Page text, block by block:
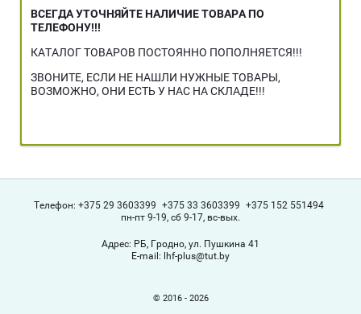
ВСЕГДА УТОЧНЯЙТЕ НАЛИЧИЕ ТОВАРА ПО
ТЕЛЕФОНУ!!!
КАТАЛОГ ТОВАРОВ ПОСТОЯННО ПОПОЛНЯЕТСЯ!!!
ЗВОНИТЕ, ЕСЛИ НЕ НАШЛИ НУЖНЫЕ ТОВАРЫ,
ВОЗМОЖНО, ОНИ ЕСТЬ У НАС НА СКЛАДЕ!!!
Телефон: +375 29 3603399 +375 33 3603399 +375 152 551494
пн-пт 9-19, сб 9-17, вс-вых.
Адрес: РБ, Гродно, ул. Пушкина 41
Е-mail:
lhf-plus@tut.by
© 2016 - 2026